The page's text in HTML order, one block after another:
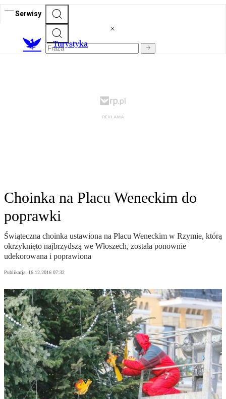
Serwisy
Turystyka
Choinka na Placu Weneckim do
poprawki
Świąteczna choinka ustawiona na Placu Weneckim w Rzymie, którą
okrzyknięto najbrzydszą we Włoszech, została ponownie
udekorowana i poprawiona
Publikacja: 16.12.2016 07:32